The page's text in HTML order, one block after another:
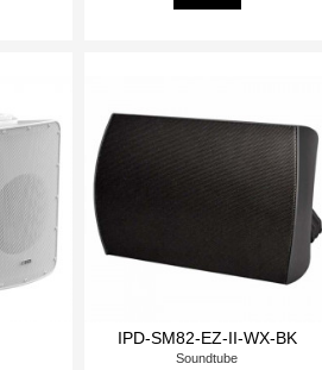
IPD-SM82-EZ-II-WX-BK
Soundtube